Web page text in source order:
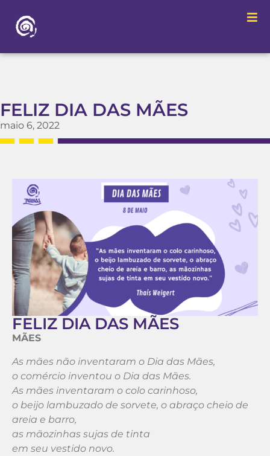
FELIZ DIA DAS MÃES
maio 6, 2022
FELIZ DIA DAS MÃES
MÃES
As mães não inventaram o Dia das Mães,
o comércio inventou o Dia das Mães.
As mães inventaram o colo carinhoso,
o beijo lambuzado de sorvete, o abraço cheio de
areia e barro,
as mãozinhas sujas de tinta
em seu vestido novo.